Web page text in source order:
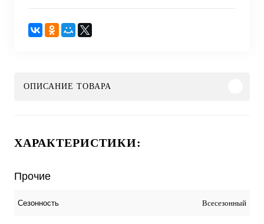
ОПИСАНИЕ ТОВАРА
ХАРАКТЕРИСТИКИ:
Прочие
Сезонность Всесезонный